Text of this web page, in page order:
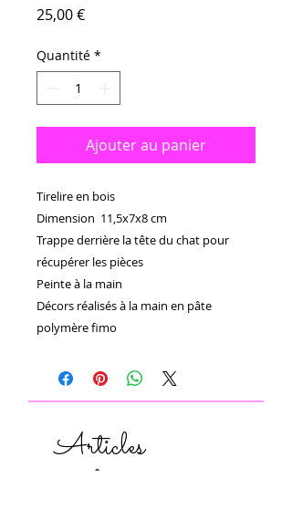
25,00 €Prix
Quantité *
Ajouter au panier
Tirelire en bois
Dimension  11,5x7x8 cm
Trappe derrière la tête du chat pour
récupérer les pièces
Peinte à la main
Décors réalisés à la main en pâte
polymère fimo
Articles
similaires